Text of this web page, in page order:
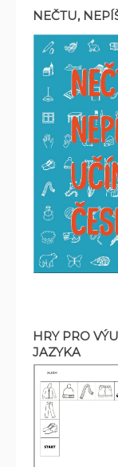
NEČTU,
HRY PRO
JAZYKA